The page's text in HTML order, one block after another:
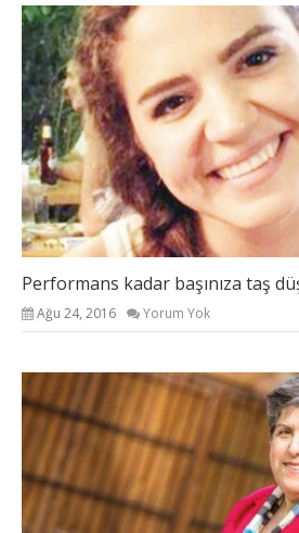
Performans kadar başınıza taş
Ağu 24, 2016 Yorum Yok